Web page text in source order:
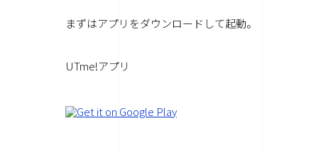
まずはアプリをダウンロードして起動。
UTme!アプリ